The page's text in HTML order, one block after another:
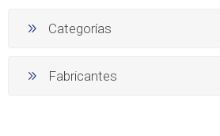
Categorías
Fabricantes